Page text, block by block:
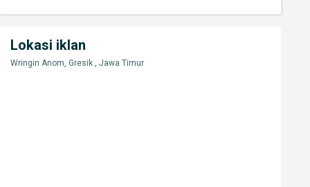
Lokasi iklan
Wringin Anom, Gresik , Jawa Timur